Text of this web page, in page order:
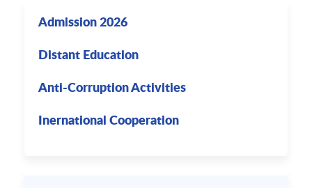
Admission 2026
Distant Education
Anti-Corruption Activities
Inernational Cooperation